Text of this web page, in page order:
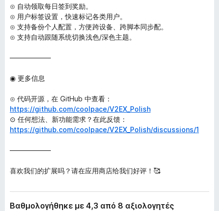
⊙ 自动领取每日签到奖励。
⊙ 用户标签设置，快速标记各类用户。
⊙ 支持备份个人配置，方便跨设备、跨脚本同步配。
⊙ 支持自动跟随系统切换浅色/深色主题。
――――――
◉ 更多信息
⊙ 代码开源，在 GitHub 中查看：
https://github.com/coolpace/V2EX_Polish
⊙ 任何想法、新功能需求？在此反馈：
https://github.com/coolpace/V2EX_Polish/discussions/1
――――――
喜欢我们的扩展吗？请在应用商店给我们好评！🥰
Βαθμολογήθηκε με 4,3 από 8 αξιολογητές